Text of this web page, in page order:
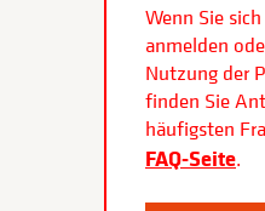
Wenn Sie
anmelden
Nutzung der
finden Sie
häufigsten
FAQ-Seite.